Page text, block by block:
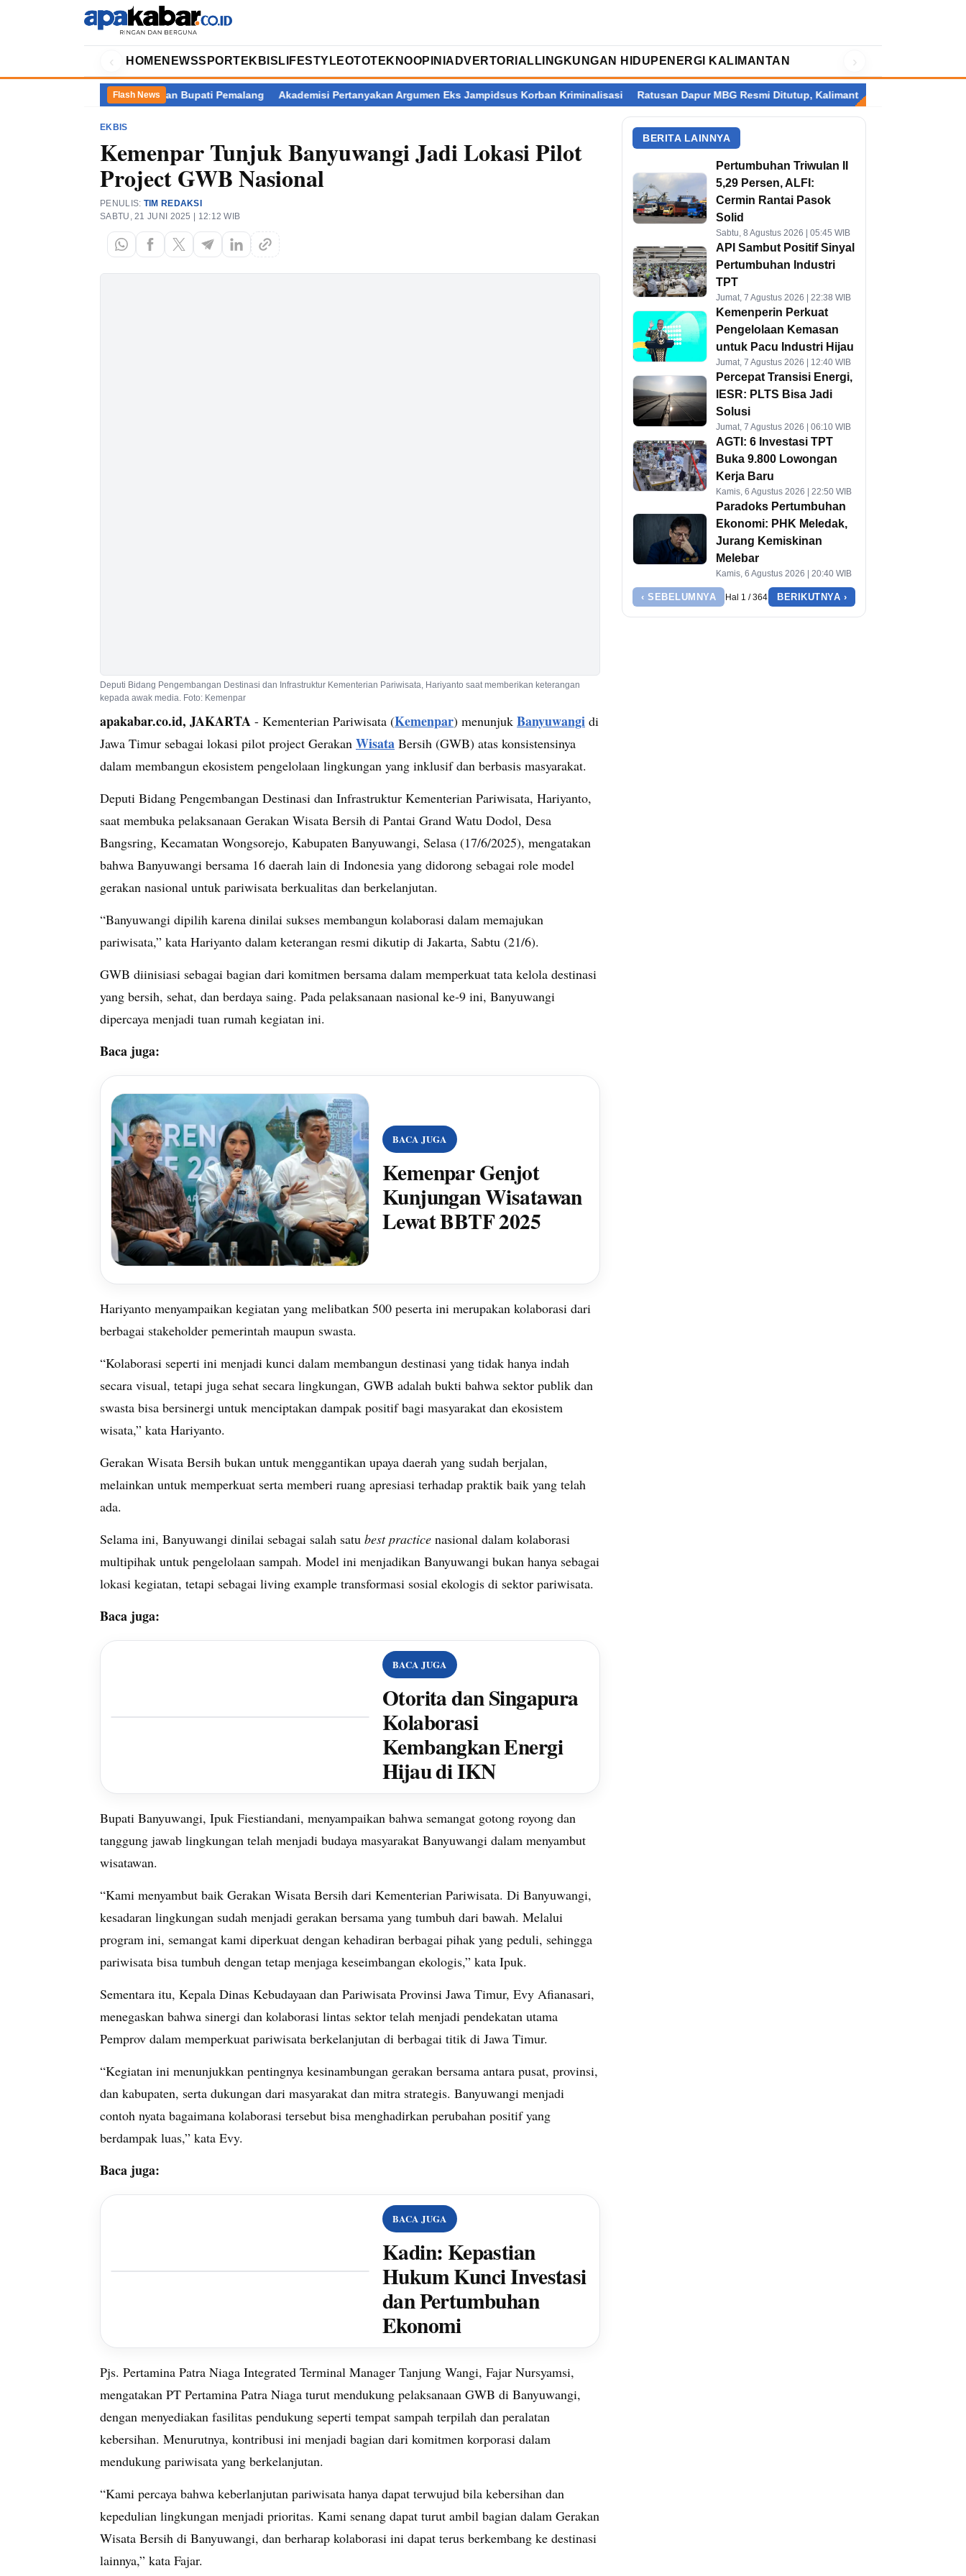
‹ HOME NEWSSPORT EKBIS LIFESTYLEOTOTEKNOOPINI ADVERTORIAL LINGKUNGAN HIDUP ENERGI KALIMANTAN ›
Flash News
Pemerasan Bupati Pemalang Akademisi Pertanyakan Argumen Eks Jampidsus Korban Kriminalisasi Ratusan Dapur MBG Resmi Ditutup, Kalimantan Terbanyak Setelah Perry
EKBIS
Kemenpar Tunjuk Banyuwangi Jadi Lokasi Pilot
Project GWB Nasional
PENULIS: TIM REDAKSI
SABTU, 21 JUNI 2025 | 12:12 WIB
Deputi Bidang Pengembangan Destinasi dan Infrastruktur Kementerian Pariwisata, Hariyanto saat memberikan keterangan
kepada awak media. Foto: Kemenpar
apakabar.co.id, JAKARTA - Kementerian Pariwisata (Kemenpar) menunjuk Banyuwangi di
Jawa Timur sebagai lokasi pilot project Gerakan Wisata Bersih (GWB) atas konsistensinya
dalam membangun ekosistem pengelolaan lingkungan yang inklusif dan berbasis masyarakat.
Deputi Bidang Pengembangan Destinasi dan Infrastruktur Kementerian Pariwisata, Hariyanto,
saat membuka pelaksanaan Gerakan Wisata Bersih di Pantai Grand Watu Dodol, Desa
Bangsring, Kecamatan Wongsorejo, Kabupaten Banyuwangi, Selasa (17/6/2025), mengatakan
bahwa Banyuwangi bersama 16 daerah lain di Indonesia yang didorong sebagai role model
gerakan nasional untuk pariwisata berkualitas dan berkelanjutan.
“Banyuwangi dipilih karena dinilai sukses membangun kolaborasi dalam memajukan
pariwisata,” kata Hariyanto dalam keterangan resmi dikutip di Jakarta, Sabtu (21/6).
GWB diinisiasi sebagai bagian dari komitmen bersama dalam memperkuat tata kelola destinasi
yang bersih, sehat, dan berdaya saing. Pada pelaksanaan nasional ke-9 ini, Banyuwangi
dipercaya menjadi tuan rumah kegiatan ini.
Baca juga:
BACA JUGA
Kemenpar Genjot
Kunjungan Wisatawan
Lewat BBTF 2025
Hariyanto menyampaikan kegiatan yang melibatkan 500 peserta ini merupakan kolaborasi dari
berbagai stakeholder pemerintah maupun swasta.
“Kolaborasi seperti ini menjadi kunci dalam membangun destinasi yang tidak hanya indah
secara visual, tetapi juga sehat secara lingkungan, GWB adalah bukti bahwa sektor publik dan
swasta bisa bersinergi untuk menciptakan dampak positif bagi masyarakat dan ekosistem
wisata,” kata Hariyanto.
Gerakan Wisata Bersih bukan untuk menggantikan upaya daerah yang sudah berjalan,
melainkan untuk memperkuat serta memberi ruang apresiasi terhadap praktik baik yang telah
ada.
Selama ini, Banyuwangi dinilai sebagai salah satu best practice nasional dalam kolaborasi
multipihak untuk pengelolaan sampah. Model ini menjadikan Banyuwangi bukan hanya sebagai
lokasi kegiatan, tetapi sebagai living example transformasi sosial ekologis di sektor pariwisata.
Baca juga:
BACA JUGA
Otorita dan Singapura
Kolaborasi
Kembangkan Energi
Hijau di IKN
Bupati Banyuwangi, Ipuk Fiestiandani, menyampaikan bahwa semangat gotong royong dan
tanggung jawab lingkungan telah menjadi budaya masyarakat Banyuwangi dalam menyambut
wisatawan.
“Kami menyambut baik Gerakan Wisata Bersih dari Kementerian Pariwisata. Di Banyuwangi,
kesadaran lingkungan sudah menjadi gerakan bersama yang tumbuh dari bawah. Melalui
program ini, semangat kami diperkuat dengan kehadiran berbagai pihak yang peduli, sehingga
pariwisata bisa tumbuh dengan tetap menjaga keseimbangan ekologis,” kata Ipuk.
Sementara itu, Kepala Dinas Kebudayaan dan Pariwisata Provinsi Jawa Timur, Evy Afianasari,
menegaskan bahwa sinergi dan kolaborasi lintas sektor telah menjadi pendekatan utama
Pemprov dalam memperkuat pariwisata berkelanjutan di berbagai titik di Jawa Timur.
“Kegiatan ini menunjukkan pentingnya kesinambungan gerakan bersama antara pusat, provinsi,
dan kabupaten, serta dukungan dari masyarakat dan mitra strategis. Banyuwangi menjadi
contoh nyata bagaimana kolaborasi tersebut bisa menghadirkan perubahan positif yang
berdampak luas,” kata Evy.
Baca juga:
BACA JUGA
Kadin: Kepastian
Hukum Kunci Investasi
dan Pertumbuhan
Ekonomi
Pjs. Pertamina Patra Niaga Integrated Terminal Manager Tanjung Wangi, Fajar Nursyamsi,
mengatakan PT Pertamina Patra Niaga turut mendukung pelaksanaan GWB di Banyuwangi,
dengan menyediakan fasilitas pendukung seperti tempat sampah terpilah dan peralatan
kebersihan. Menurutnya, kontribusi ini menjadi bagian dari komitmen korporasi dalam
mendukung pariwisata yang berkelanjutan.
“Kami percaya bahwa keberlanjutan pariwisata hanya dapat terwujud bila kebersihan dan
kepedulian lingkungan menjadi prioritas. Kami senang dapat turut ambil bagian dalam Gerakan
Wisata Bersih di Banyuwangi, dan berharap kolaborasi ini dapat terus berkembang ke destinasi
lainnya,” kata Fajar.
BERITA LAINNYA
Pertumbuhan Triwulan II
5,29 Persen, ALFI:
Cermin Rantai Pasok
Solid
Sabtu, 8 Agustus 2026 | 05:45 WIB
API Sambut Positif Sinyal
Pertumbuhan Industri
TPT
Jumat, 7 Agustus 2026 | 22:38 WIB
Kemenperin Perkuat
Pengelolaan Kemasan
untuk Pacu Industri Hijau
Jumat, 7 Agustus 2026 | 12:40 WIB
Percepat Transisi Energi,
IESR: PLTS Bisa Jadi
Solusi
Jumat, 7 Agustus 2026 | 06:10 WIB
AGTI: 6 Investasi TPT
Buka 9.800 Lowongan
Kerja Baru
Kamis, 6 Agustus 2026 | 22:50 WIB
Paradoks Pertumbuhan
Ekonomi: PHK Meledak,
Jurang Kemiskinan
Melebar
Kamis, 6 Agustus 2026 | 20:40 WIB
‹ SEBELUMNYA Hal 1 / 364 BERIKUTNYA ›